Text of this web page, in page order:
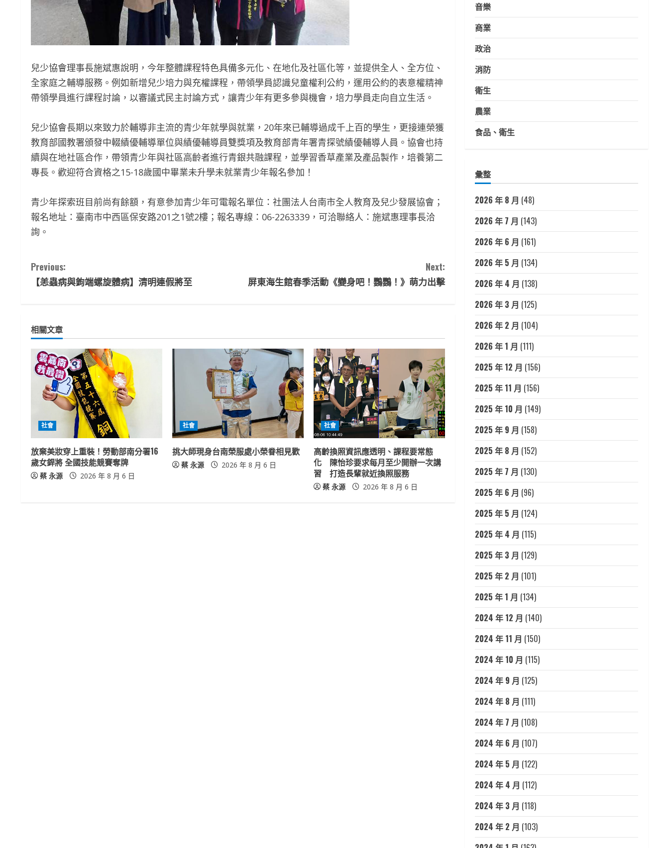
兒少協會理事長施斌惠說明，今年整體課程特色具備多元化、在地化及社區化等，並提供全人、全方位、
全家庭之輔導服務。例如新增兒少培力與充權課程，帶領學員認識兒童權利公約，運用公約的表意權精神
帶領學員進行課程討論，以審議式民主討論方式，讓青少年有更多參與機會，培力學員走向自立生活。
兒少協會長期以來致力於輔導非主流的青少年就學與就業，20年來已輔導過成千上百的學生，更接連榮獲
教育部國教署頒發中輟績優輔導單位與績優輔導員雙獎項及教育部青年署青探號績優輔導人員。協會也持
續與在地社區合作，帶領青少年與社區高齡者進行青銀共融課程，並學習香草產業及產品製作，培養第二
專長。歡迎符合資格之15-18歲國中畢業未升學未就業青少年報名參加！
青少年探索班目前尚有餘額，有意參加青少年可電報名單位：社團法人台南市全人教育及兒少發展協會；
報名地址：臺南市中西區保安路201之1號2樓；報名專線：06-2263339，可洽聯絡人：施斌惠理事長洽
詢。
C
o
t
i
n
R
e
a
Previous:
【恙蟲病與鉤端螺旋體病】清明連假將至
Next:
屏東海生館春季活動《變身吧！鸚鸚！》萌力出擊
相關文章
社會
放棄美妝穿上重裝！勞動部南分署16
歲女銲將 全國技能競賽奪牌
蔡 永源 2026 年 8 月 6 日
社會
挑大師現身台南榮服處小榮眷相見歡
蔡 永源 2026 年 8 月 6 日
社會
高齡換照資訊應透明、課程要常態
化 陳怡珍要求每月至少開辦一次講
習 打造長輩就近換照服務
蔡 永源 2026 年 8 月 6 日
音樂
商業
政治
消防
衛生
農業
食品、衛生
彙整
2026 年 8 月 (48)
2026 年 7 月 (143)
2026 年 6 月 (161)
2026 年 5 月 (134)
2026 年 4 月 (138)
2026 年 3 月 (125)
2026 年 2 月 (104)
2026 年 1 月 (111)
2025 年 12 月 (156)
2025 年 11 月 (156)
2025 年 10 月 (149)
2025 年 9 月 (158)
2025 年 8 月 (152)
2025 年 7 月 (130)
2025 年 6 月 (96)
2025 年 5 月 (124)
2025 年 4 月 (115)
2025 年 3 月 (129)
2025 年 2 月 (101)
2025 年 1 月 (134)
2024 年 12 月 (140)
2024 年 11 月 (150)
2024 年 10 月 (115)
2024 年 9 月 (125)
2024 年 8 月 (111)
2024 年 7 月 (108)
2024 年 6 月 (107)
2024 年 5 月 (122)
2024 年 4 月 (112)
2024 年 3 月 (118)
2024 年 2 月 (103)